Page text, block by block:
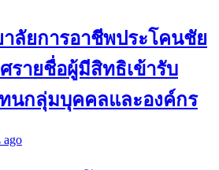
ลัยการอาชีพประโคนชัย
ศรายชื่อผู้มีสิทธิเข้ารับ
ทนกลุ่มบุคคลและองค์กร